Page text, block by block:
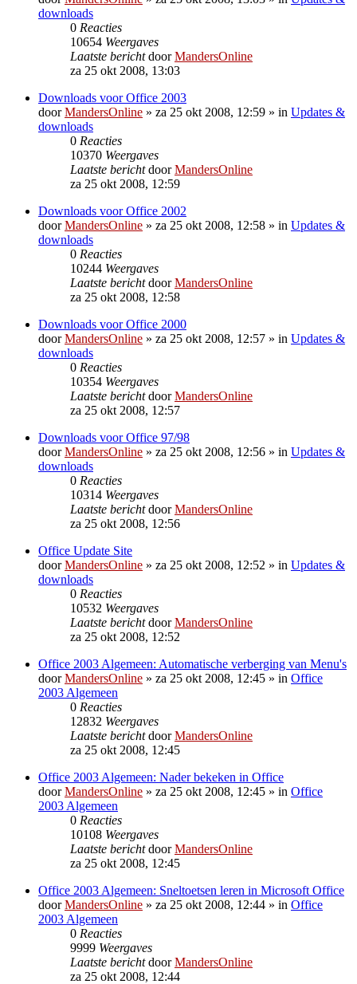
downloads
0 Reacties
10654 Weergaves
Laatste berichtdoorMandersOnline
za 25 okt 2008, 13:03
Downloads voor Office 2003
doorMandersOnline » za 25 okt 2008, 12:59 » in Updates &
downloads
0 Reacties
10370 Weergaves
Laatste berichtdoorMandersOnline
za 25 okt 2008, 12:59
Downloads voor Office 2002
doorMandersOnline » za 25 okt 2008, 12:58 » in Updates &
downloads
0 Reacties
10244 Weergaves
Laatste berichtdoorMandersOnline
za 25 okt 2008, 12:58
Downloads voor Office 2000
doorMandersOnline » za 25 okt 2008, 12:57 » in Updates &
downloads
0 Reacties
10354 Weergaves
Laatste berichtdoorMandersOnline
za 25 okt 2008, 12:57
Downloads voor Office 97/98
doorMandersOnline » za 25 okt 2008, 12:56 » in Updates &
downloads
0 Reacties
10314 Weergaves
Laatste berichtdoorMandersOnline
za 25 okt 2008, 12:56
Office Update Site
doorMandersOnline » za 25 okt 2008, 12:52 » in Updates &
downloads
0 Reacties
10532 Weergaves
Laatste berichtdoorMandersOnline
za 25 okt 2008, 12:52
Office 2003 Algemeen: Automatische verberging van Menu's
doorMandersOnline » za 25 okt 2008, 12:45 » in Office
2003 Algemeen
0 Reacties
12832 Weergaves
Laatste berichtdoorMandersOnline
za 25 okt 2008, 12:45
Office 2003 Algemeen: Nader bekeken in Office
doorMandersOnline » za 25 okt 2008, 12:45 » in Office
2003 Algemeen
0 Reacties
10108 Weergaves
Laatste berichtdoorMandersOnline
za 25 okt 2008, 12:45
Office 2003 Algemeen: Sneltoetsen leren in Microsoft Office
doorMandersOnline » za 25 okt 2008, 12:44 » in Office
2003 Algemeen
0 Reacties
9999 Weergaves
Laatste berichtdoorMandersOnline
za 25 okt 2008, 12:44